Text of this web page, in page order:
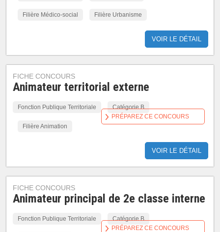
Filière Médico-social Filière Urbanisme
VOIR LE DÉTAIL
FICHE CONCOURS
Animateur territorial externe
Fonction Publique Territoriale Catégorie B
Filière Animation
VOIR LE DÉTAIL
PRÉPAREZ CE CONCOURS
FICHE CONCOURS
Animateur principal de 2e classe interne
Fonction Publique Territoriale Catégorie B
PRÉPAREZ CE CONCOURS